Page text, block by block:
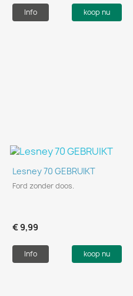
Info koop nu
Lesney 70 GEBRUIKT
Ford zonder doos.
€ 9,99
Info koop nu